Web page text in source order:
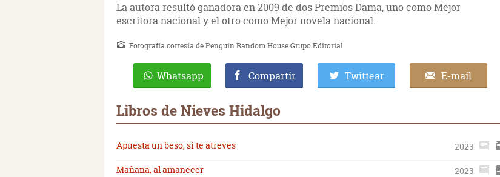
La autora resultó ganadora en 2009 de dos Premios Dama, uno como Mejor
escritora nacional y el otro como Mejor novela nacional.
Fotografía cortesía de Penguin Random House Grupo Editorial
Whatsapp Compartir Twittear E-mail
Libros de Nieves Hidalgo
Apuesta un beso, si te atreves
2023
Mañana, al amanecer
2023